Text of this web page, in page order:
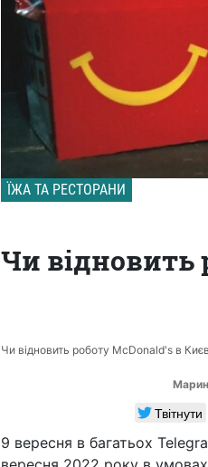
ЇЖА ТА РЕСТОРАНИ
Чи відновить
Чи відновить роботу McDonald's в
Твітнути
9 вересня в багатьох